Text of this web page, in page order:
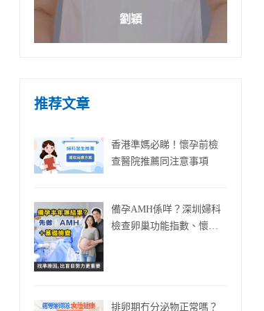
劉穎
推荐文章
香港準媽必睇！懷孕前檢
查醫院推薦同注意事項
備孕AMH係咩？深圳婦科
檢查卵巢功能指數、懷孕
排卵期冇分泌物正常嗎？